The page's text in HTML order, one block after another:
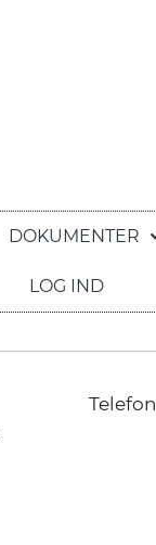
DOKUMENTER
LOG IND
Telefon